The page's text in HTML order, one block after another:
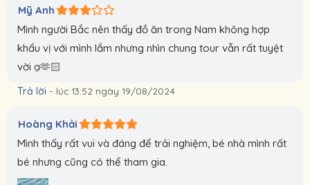
Mỹ Anh
Mình người Bắc nên thấy đồ ăn trong Nam không hợp
khẩu vị với mình lắm nhưng nhìn chung tour vẫn rất tuyệt
vời ạ🫶🏻
Trả lời - lúc 13:52 ngày 19/08/2024
Hoàng Khải
Mình thấy rất vui và đáng để trải nghiệm, bé nhà mình rất
bé nhưng cũng có thể tham gia.